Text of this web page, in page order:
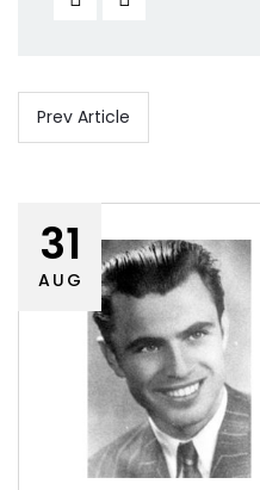
Prev Article
31
AUG